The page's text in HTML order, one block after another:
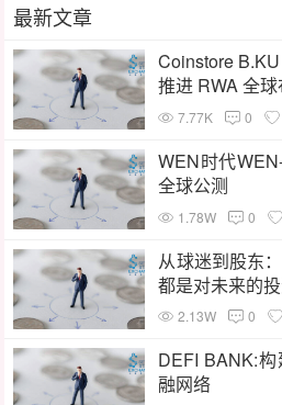
最新文章
Coinstore
推进 RWA 全球
7.77K 0
WEN时代
全球公测
1.78W 0
从球迷到股东
都是对未来的
2.13W 0
DEFI BANK:
融网络